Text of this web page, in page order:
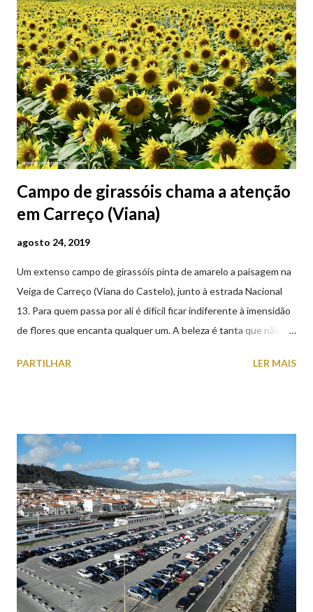
Campo de girassóis chama a atenção
em Carreço (Viana)
agosto 24, 2019
Um extenso campo de girassóis pinta de amarelo a paisagem na
Veiga de Carreço (Viana do Castelo), junto à estrada Nacional
13. Para quem passa por ali é difícil ficar indiferente à imensidão
de flores que encanta qualquer um. A beleza é tanta que não
aproveite a paisagem como cenário para tirar algumas
PARTILHAR LER MAIS